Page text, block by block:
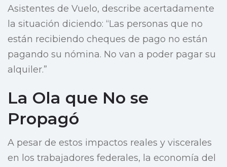
Asistentes de Vuelo, describe acertadamente
la situación diciendo: “Las personas que no
están recibiendo cheques de pago no están
pagando su nómina. No van a poder pagar su
alquiler.”
La Ola que No se
Propagó
A pesar de estos impactos reales y viscerales
en los trabajadores federales, la economía del